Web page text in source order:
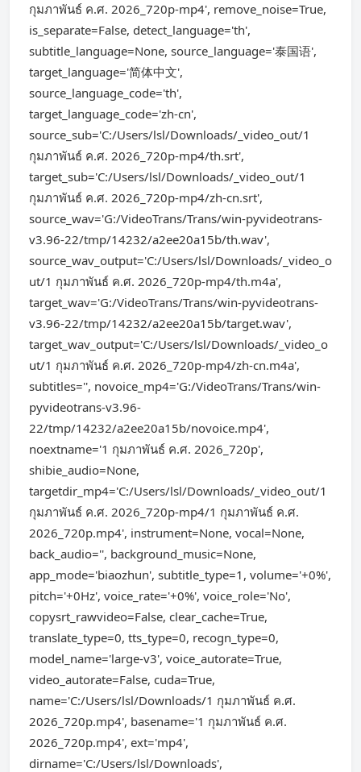
กุมภาพันธ์ ค.ศ. 2026_720p-mp4', remove_noise=True,
is_separate=False, detect_language='th',
subtitle_language=None, source_language='泰国语',
target_language='简体中文',
source_language_code='th',
target_language_code='zh-cn',
source_sub='C:/Users/lsl/Downloads/_video_out/1
กุมภาพันธ์ ค.ศ. 2026_720p-mp4/th.srt',
target_sub='C:/Users/lsl/Downloads/_video_out/1
กุมภาพันธ์ ค.ศ. 2026_720p-mp4/zh-cn.srt',
source_wav='G:/VideoTrans/Trans/win-pyvideotrans-
v3.96-22/tmp/14232/a2ee20a15b/th.wav',
source_wav_output='C:/Users/lsl/Downloads/_video_o
ut/1 กุมภาพันธ์ ค.ศ. 2026_720p-mp4/th.m4a',
target_wav='G:/VideoTrans/Trans/win-pyvideotrans-
v3.96-22/tmp/14232/a2ee20a15b/target.wav',
target_wav_output='C:/Users/lsl/Downloads/_video_o
ut/1 กุมภาพันธ์ ค.ศ. 2026_720p-mp4/zh-cn.m4a',
subtitles='', novoice_mp4='G:/VideoTrans/Trans/win-
pyvideotrans-v3.96-
22/tmp/14232/a2ee20a15b/novoice.mp4',
noextname='1 กุมภาพันธ์ ค.ศ. 2026_720p',
shibie_audio=None,
targetdir_mp4='C:/Users/lsl/Downloads/_video_out/1
กุมภาพันธ์ ค.ศ. 2026_720p-mp4/1 กุมภาพันธ์ ค.ศ.
2026_720p.mp4', instrument=None, vocal=None,
back_audio='', background_music=None,
app_mode='biaozhun', subtitle_type=1, volume='+0%',
pitch='+0Hz', voice_rate='+0%', voice_role='No',
copysrt_rawvideo=False, clear_cache=True,
translate_type=0, tts_type=0, recogn_type=0,
model_name='large-v3', voice_autorate=True,
video_autorate=False, cuda=True,
name='C:/Users/lsl/Downloads/1 กุมภาพันธ์ ค.ศ.
2026_720p.mp4', basename='1 กุมภาพันธ์ ค.ศ.
2026_720p.mp4', ext='mp4',
dirname='C:/Users/lsl/Downloads',